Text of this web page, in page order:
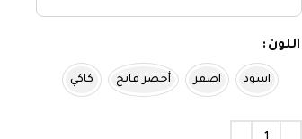
اللون
اسود اصفر أخضر فاتح كاكي